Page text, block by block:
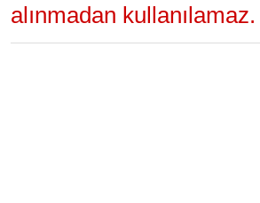
alınmadan kullanılamaz.